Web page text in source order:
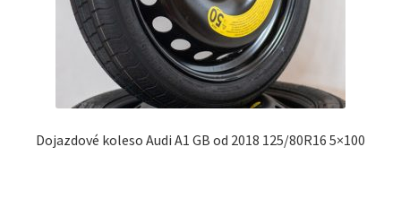
Dojazdové koleso Audi A1 GB od 2018 125/80R16 5×100